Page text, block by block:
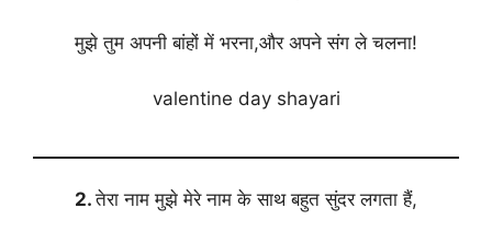
मुझे तुम अपनी बांहों में भरना,और अपने संग ले चलना!
valentine day shayari
2.तेरा नाम मुझे मेरे नाम के साथ बहुत सुंदर लगता हैं,